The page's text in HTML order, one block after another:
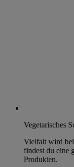
Vegetarisches
Vielfalt wird bei
findest du eine
Produkten.